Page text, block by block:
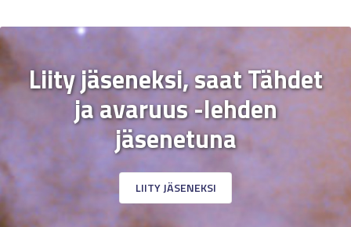
Liity jäseneksi, saat Tähdet
ja avaruus -lehden
jäsenetuna
LIITY JÄSENEKSI